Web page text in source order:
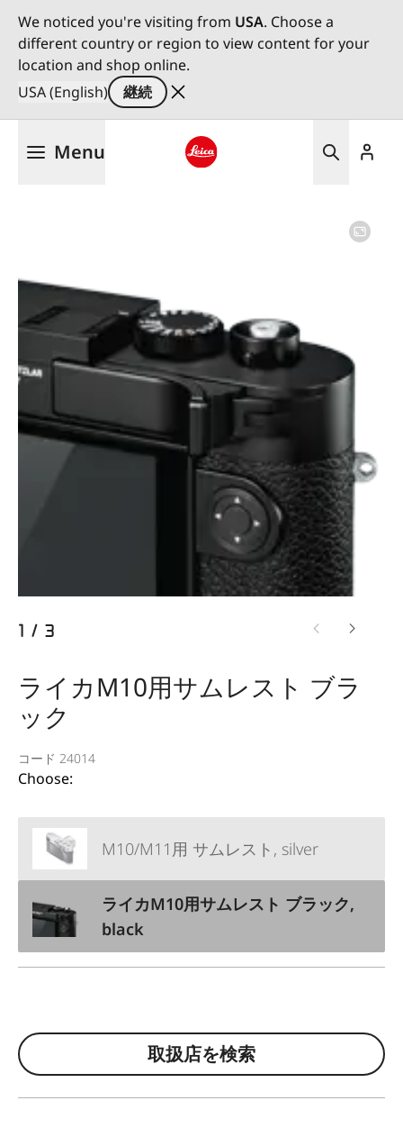
We noticed you're visiting from USA. Choose a
different country or region to view content for your
location and shop online.
USA (English)
継続
Menu
1 / 3
ライカM10用サムレスト ブラ
ック
コード 24014
Choose:
M10/M11用 サムレスト, silver
ライカM10用サムレスト ブラック,
black
取扱店を検索